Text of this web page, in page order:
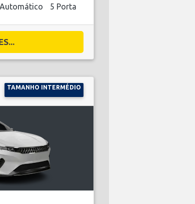
Automático 5 Porta
TAMANHO INTERMÉDIO